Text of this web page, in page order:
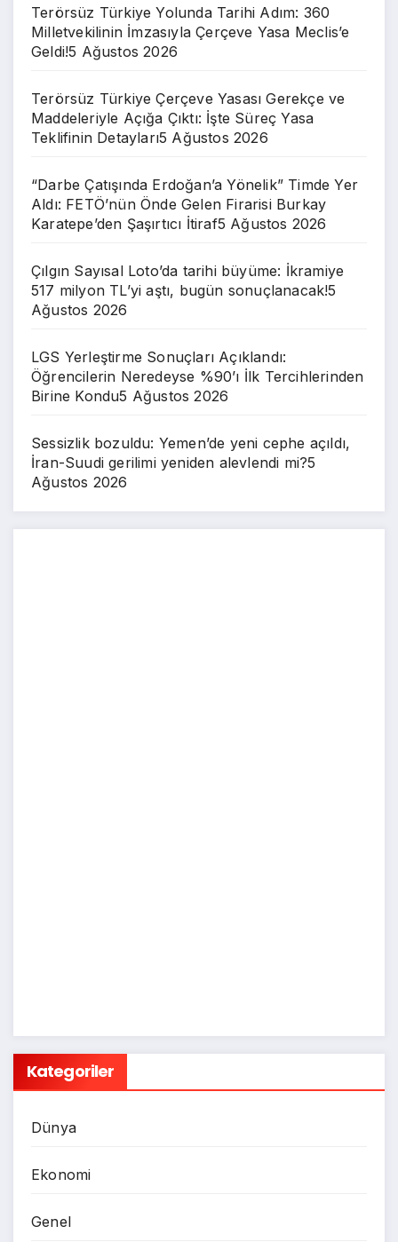
Terörsüz Türkiye Yolunda Tarihi Adım: 360
Milletvekilinin İmzasıyla Çerçeve Yasa Meclis’e
Geldi!5 Ağustos 2026
Terörsüz Türkiye Çerçeve Yasası Gerekçe ve
Maddeleriyle Açığa Çıktı: İşte Süreç Yasa
Teklifinin Detayları5 Ağustos 2026
“Darbe Çatışında Erdoğan’a Yönelik” Timde Yer
Aldı: FETÖ’nün Önde Gelen Firarisi Burkay
Karatepe’den Şaşırtıcı İtiraf5 Ağustos 2026
Çılgın Sayısal Loto’da tarihi büyüme: İkramiye
517 milyon TL’yi aştı, bugün sonuçlanacak!5
Ağustos 2026
LGS Yerleştirme Sonuçları Açıklandı:
Öğrencilerin Neredeyse %90’ı İlk Tercihlerinden
Birine Kondu5 Ağustos 2026
Sessizlik bozuldu: Yemen’de yeni cephe açıldı,
İran-Suudi gerilimi yeniden alevlendi mi?5
Ağustos 2026
Kategoriler
Dünya
Ekonomi
Genel